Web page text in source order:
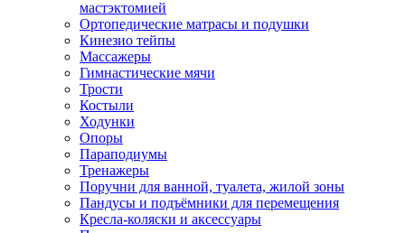
мастэктомией
Ортопедические матрасы и подушки
Кинезио тейпы
Массажеры
Гимнастические мячи
Трости
Костыли
Ходунки
Опоры
Параподиумы
Тренажеры
Поручни для ванной, туалета, жилой зоны
Пандусы и подъёмники для перемещения
Кресла-коляски и аксессуары